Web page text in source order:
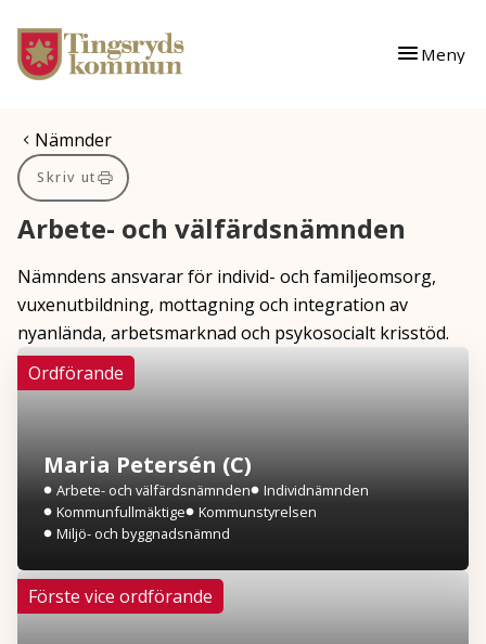
Gå till innehåll
Gå till huvudmeny
Meny
Du är här:
Nämnder
Skriv ut
Arbete- och välfärdsnämnden
Nämndens ansvarar för individ- och familjeomsorg,
vuxenutbildning, mottagning och integration av
nyanlända, arbetsmarknad och psykosocialt krisstöd.
Förste vice ordförande
Arbete- och välfärdsnämnden
Individnämnden
Kommunfullmäktige
Kommunstyrelsen
Miljö- och byggnadsnämnd
Maria Petersén (C)
Ordförande